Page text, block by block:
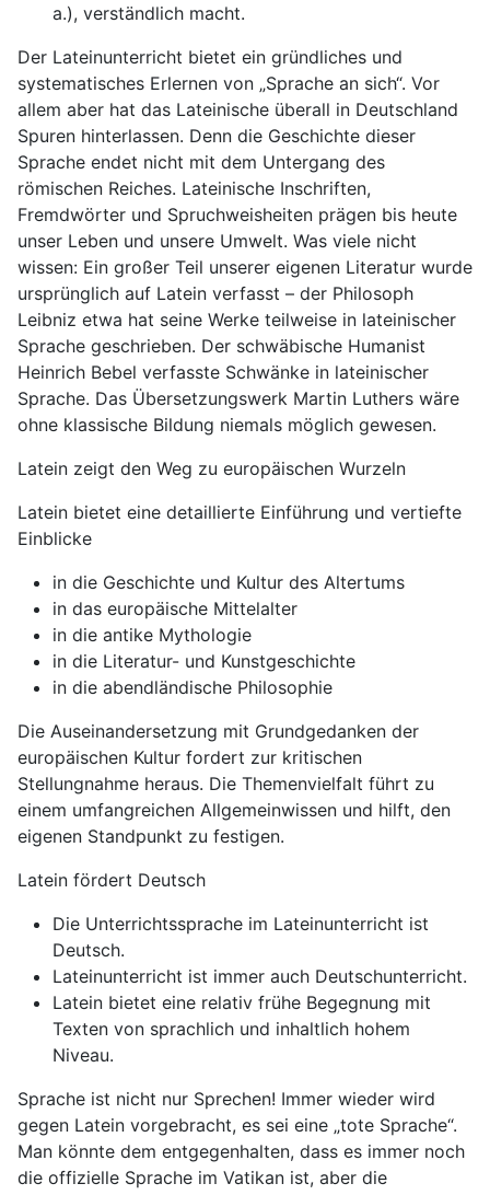
a.), verständlich macht.
Der Lateinunterricht bietet ein gründliches und
systematisches Erlernen von „Sprache an sich“. Vor
allem aber hat das Lateinische überall in Deutschland
Spuren hinterlassen. Denn die Geschichte dieser
Sprache endet nicht mit dem Untergang des
römischen Reiches. Lateinische Inschriften,
Fremdwörter und Spruchweisheiten prägen bis heute
unser Leben und unsere Umwelt. Was viele nicht
wissen: Ein großer Teil unserer eigenen Literatur wurde
ursprünglich auf Latein verfasst – der Philosoph
Leibniz etwa hat seine Werke teilweise in lateinischer
Sprache geschrieben. Der schwäbische Humanist
Heinrich Bebel verfasste Schwänke in lateinischer
Sprache. Das Übersetzungswerk Martin Luthers wäre
ohne klassische Bildung niemals möglich gewesen.
Latein zeigt den Weg zu europäischen Wurzeln
Latein bietet eine detaillierte Einführung und vertiefte
Einblicke
in die Geschichte und Kultur des Altertums
in das europäische Mittelalter
in die antike Mythologie
in die Literatur- und Kunstgeschichte
in die abendländische Philosophie
Die Auseinandersetzung mit Grundgedanken der
europäischen Kultur fordert zur kritischen
Stellungnahme heraus. Die Themenvielfalt führt zu
einem umfangreichen Allgemeinwissen und hilft, den
eigenen Standpunkt zu festigen.
Latein fördert Deutsch
Die Unterrichtssprache im Lateinunterricht ist
Deutsch.
Lateinunterricht ist immer auch Deutschunterricht.
Latein bietet eine relativ frühe Begegnung mit
Texten von sprachlich und inhaltlich hohem
Niveau.
Sprache ist nicht nur Sprechen! Immer wieder wird
gegen Latein vorgebracht, es sei eine „tote Sprache“.
Man könnte dem entgegenhalten, dass es immer noch
die offizielle Sprache im Vatikan ist, aber die